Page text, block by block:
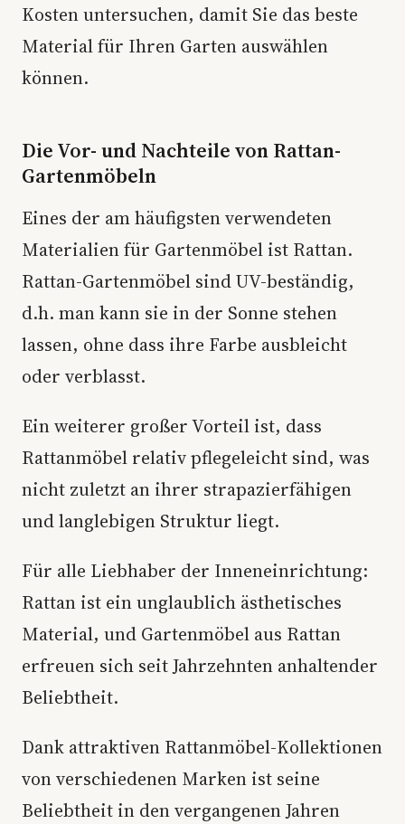
Kosten untersuchen, damit Sie das beste
Material für Ihren Garten auswählen
können.
Die Vor- und Nachteile von Rattan-
Gartenmöbeln
Eines der am häufigsten verwendeten
Materialien für Gartenmöbel ist Rattan.
Rattan-Gartenmöbel sind UV-beständig,
d.h. man kann sie in der Sonne stehen
lassen, ohne dass ihre Farbe ausbleicht
oder verblasst.
Ein weiterer großer Vorteil ist, dass
Rattanmöbel relativ pflegeleicht sind, was
nicht zuletzt an ihrer strapazierfähigen
und langlebigen Struktur liegt.
Für alle Liebhaber der Inneneinrichtung:
Rattan ist ein unglaublich ästhetisches
Material, und Gartenmöbel aus Rattan
erfreuen sich seit Jahrzehnten anhaltender
Beliebtheit.
Dank attraktiven Rattanmöbel-Kollektionen
von verschiedenen Marken ist seine
Beliebtheit in den vergangenen Jahren